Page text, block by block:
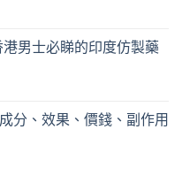
男士必睇的印度仿製藥
分、效果、價錢、副作用